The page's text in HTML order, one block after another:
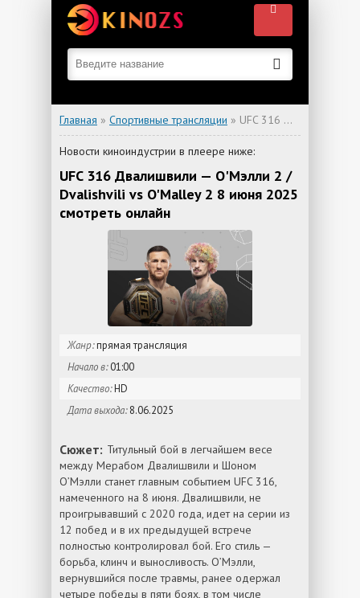
Главная » Спортивные трансляции » UFC 316 Двалишвили — О'Мэлли 2 / Dvalishvili vs O'Malley 2
Новости киноиндустрии в плеере ниже:
UFC 316 Двалишвили — О'Мэлли 2 /
Dvalishvili vs O'Malley 2 8 июня 2025
смотреть онлайн
Жанр:прямая трансляция
Начало в:01:00
Качество:HD
Дата выхода:8.06.2025
Сюжет: Титульный бой в легчайшем весе
между Мерабом Двалишвили и Шоном
О’Мэлли станет главным событием UFC 316,
намеченного на 8 июня. Двалишвили, не
проигрывавший с 2020 года, идет на серии из
12 побед и в их предыдущей встрече
полностью контролировал бой. Его стиль —
борьба, клинч и выносливость. О’Мэлли,
вернувшийся после травмы, ранее одержал
четыре победы в пяти боях, в том числе